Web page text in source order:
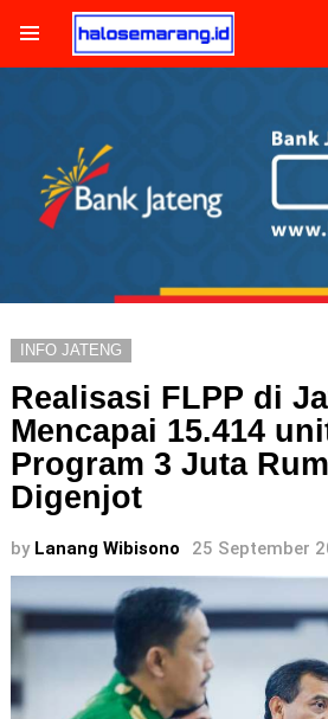
INFO JATENG
Realisasi FLPP di
Mencapai 15.414
Program 3 Juta
Digenjot
by Lanang Wibisono 25 September